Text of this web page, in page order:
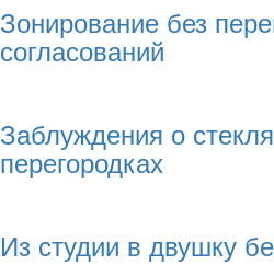
Зонирование без
согласований
Заблуждения о
перегородках
Из студии в двушку